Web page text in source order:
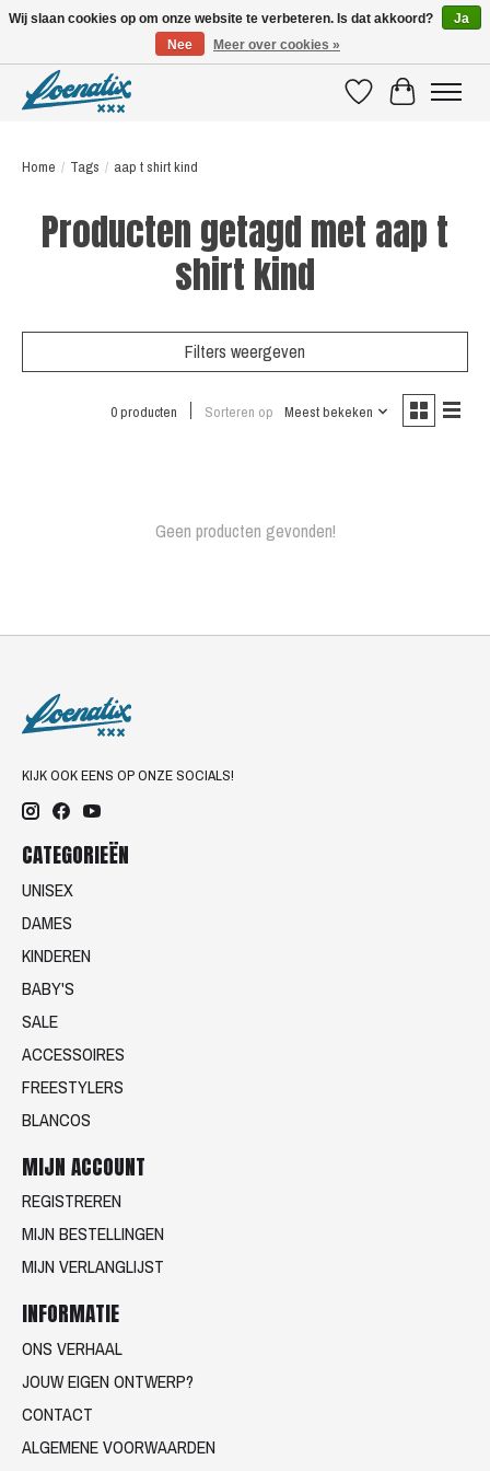
VerlanglijstWinkelwagen
Home / Tags / aap t shirt kind
Producten getagd met aap t
shirt kind
Filters weergeven
0 producten Sorteren op Meest bekeken
Geen producten gevonden!
KIJK OOK EENS OP ONZE SOCIALS!
CATEGORIEËN
UNISEX
DAMES
KINDEREN
BABY'S
SALE
ACCESSOIRES
FREESTYLERS
BLANCOS
MIJN ACCOUNT
REGISTREREN
MIJN BESTELLINGEN
MIJN VERLANGLIJST
INFORMATIE
ONS VERHAAL
JOUW EIGEN ONTWERP?
CONTACT
ALGEMENE VOORWAARDEN
Wij slaan cookies op om onze website te verbeteren. Is dat akkoord?
Ja
Nee
Meer over cookies »